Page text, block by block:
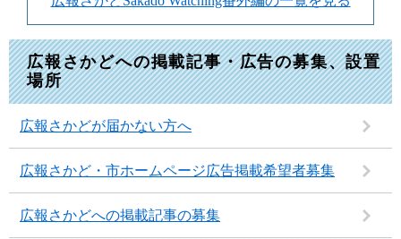
広報さかどへの掲載記事・広告の募集、設置
場所
広報さかどが届かない方へ
広報さかど・市ホームページ広告掲載希望者募集
広報さかどへの掲載記事の募集